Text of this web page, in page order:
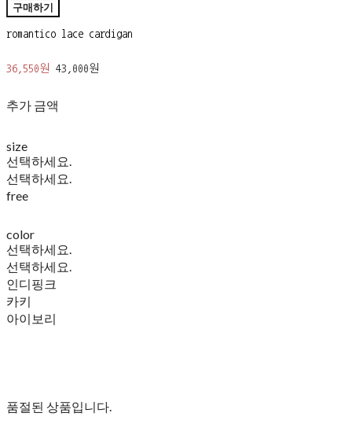
구매하기
romantico lace cardigan
36,550원 43,000원
추가 금액
size
선택하세요.
선택하세요.
free
color
선택하세요.
선택하세요.
인디핑크
카키
아이보리
품절된 상품입니다.